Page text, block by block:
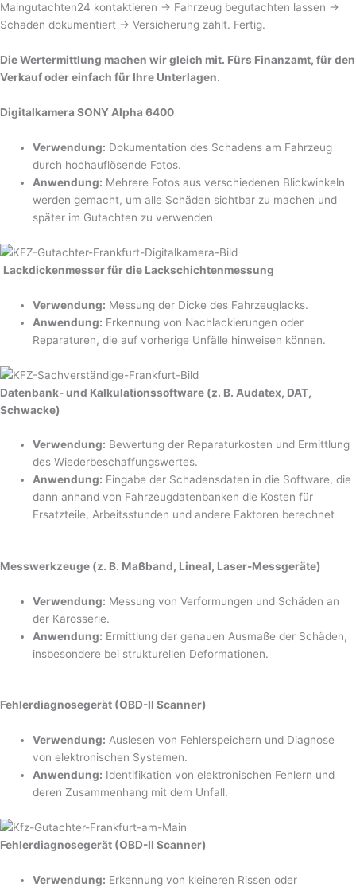
Maingutachten24 kontaktieren → Fahrzeug begutachten lassen →
Schaden dokumentiert → Versicherung zahlt. Fertig.
Die Wertermittlung machen wir gleich mit. Fürs Finanzamt, für den
Verkauf oder einfach für Ihre Unterlagen.
Digitalkamera SONY Alpha 6400
Verwendung: Dokumentation des Schadens am Fahrzeug
durch hochauflösende Fotos.
Anwendung: Mehrere Fotos aus verschiedenen Blickwinkeln
werden gemacht, um alle Schäden sichtbar zu machen und
später im Gutachten zu verwenden
Lackdickenmesser für die Lackschichtenmessung
Verwendung: Messung der Dicke des Fahrzeuglacks.
Anwendung: Erkennung von Nachlackierungen oder
Reparaturen, die auf vorherige Unfälle hinweisen können.
Datenbank- und Kalkulationssoftware (z. B. Audatex, DAT,
Schwacke)
Verwendung: Bewertung der Reparaturkosten und Ermittlung
des Wiederbeschaffungswertes.
Anwendung: Eingabe der Schadensdaten in die Software, die
dann anhand von Fahrzeugdatenbanken die Kosten für
Ersatzteile, Arbeitsstunden und andere Faktoren berechnet
Messwerkzeuge (z. B. Maßband, Lineal, Laser-Messgeräte)
Verwendung: Messung von Verformungen und Schäden an
der Karosserie.
Anwendung: Ermittlung der genauen Ausmaße der Schäden,
insbesondere bei strukturellen Deformationen.
Fehlerdiagnosegerät (OBD-II Scanner)
Verwendung: Auslesen von Fehlerspeichern und Diagnose
von elektronischen Systemen.
Anwendung: Identifikation von elektronischen Fehlern und
deren Zusammenhang mit dem Unfall.
Fehlerdiagnosegerät (OBD-II Scanner)
Verwendung: Erkennung von kleineren Rissen oder